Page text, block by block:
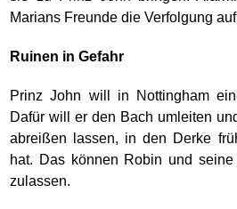
Marians Freunde die Verfolgung
Ruinen in Gefahr
Prinz John will in Nottingham
Dafür will er den Bach umleiten
abreißen lassen, in den Derke
hat. Das können Robin und
zulassen.